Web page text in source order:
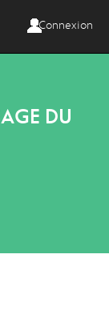
Connexion
DU